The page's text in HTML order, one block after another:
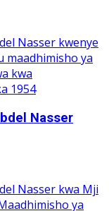
Nasser